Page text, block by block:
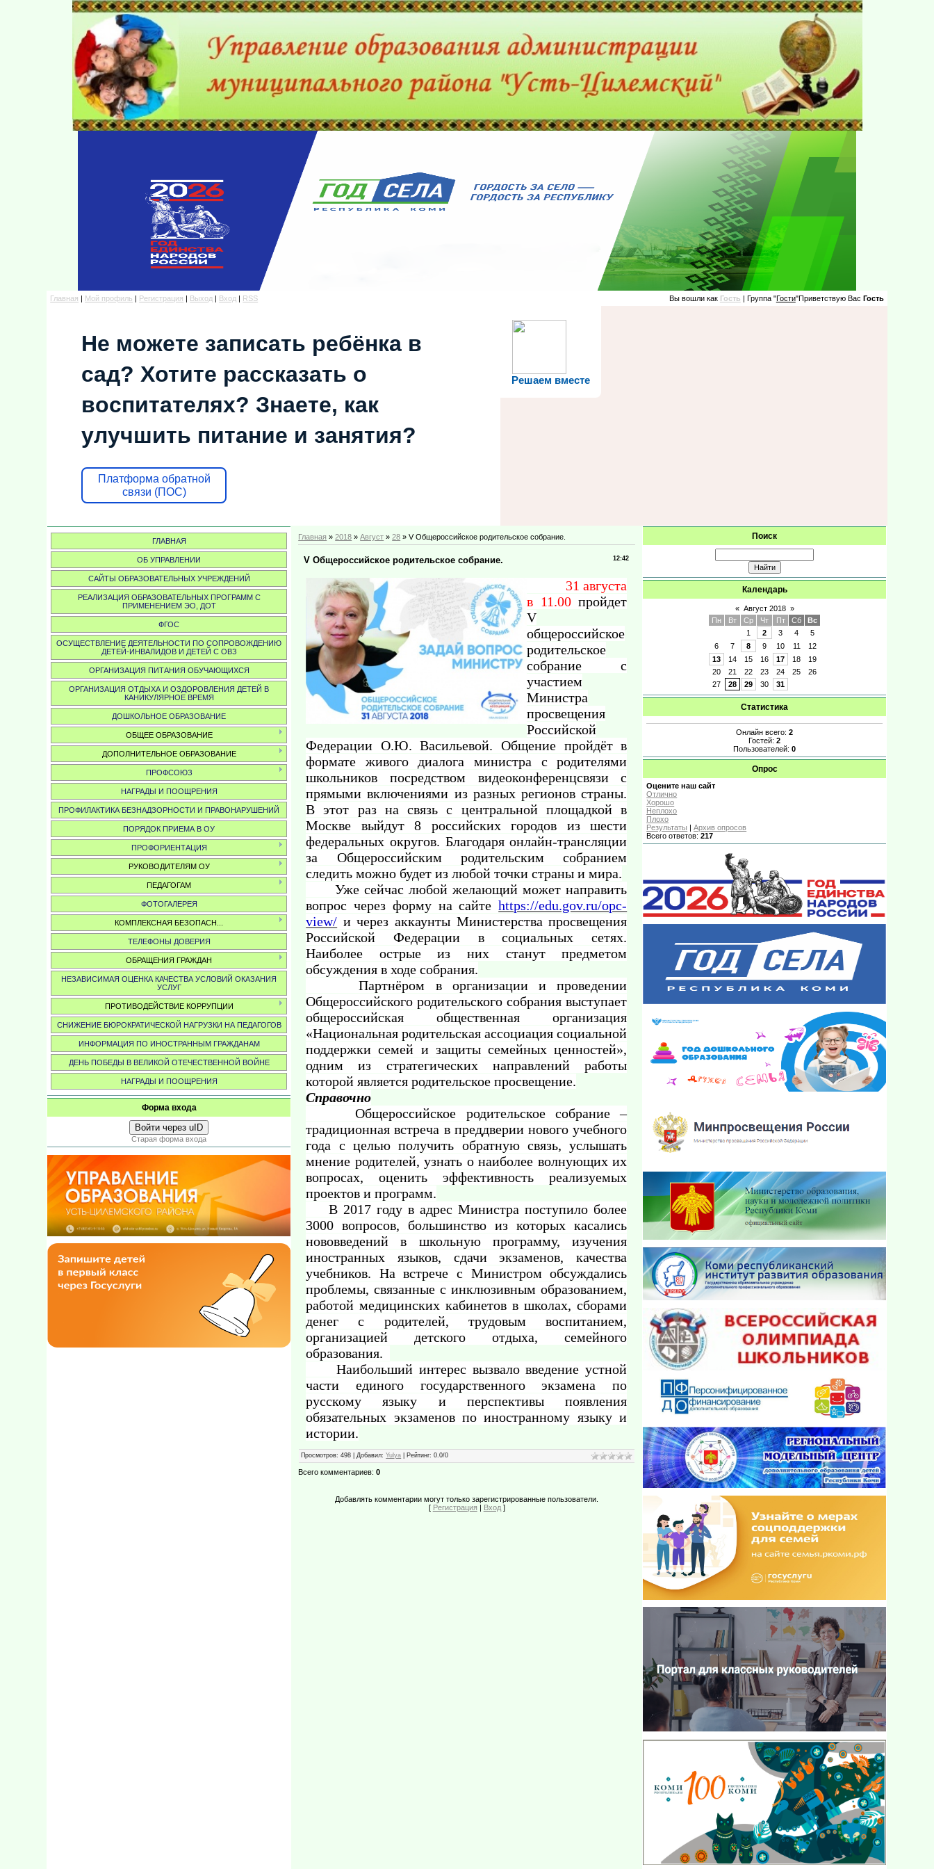
Главная | Мой профиль | Регистрация | Выход | Вход | RSS Вы вошли как Гость | Группа "Гости"Приветствую Вас Гость
Решаем вместе
Не можете записать ребёнка в
сад? Хотите рассказать о
воспитателях? Знаете, как
улучшить питание и занятия?
Платформа обратной
связи (ПОС)
ГЛАВНАЯ
ОБ УПРАВЛЕНИИ
САЙТЫ ОБРАЗОВАТЕЛЬНЫХ УЧРЕЖДЕНИЙ
РЕАЛИЗАЦИЯ ОБРАЗОВАТЕЛЬНЫХ ПРОГРАММ С
ПРИМЕНЕНИЕМ ЭО, ДОТ
ФГОС
ОСУЩЕСТВЛЕНИЕ ДЕЯТЕЛЬНОСТИ ПО СОПРОВОЖДЕНИЮ
ДЕТЕЙ-ИНВАЛИДОВ И ДЕТЕЙ С ОВЗ
ОРГАНИЗАЦИЯ ПИТАНИЯ ОБУЧАЮЩИХСЯ
ОРГАНИЗАЦИЯ ОТДЫХА И ОЗДОРОВЛЕНИЯ ДЕТЕЙ В
КАНИКУЛЯРНОЕ ВРЕМЯ
ДОШКОЛЬНОЕ ОБРАЗОВАНИЕ
ОБЩЕЕ ОБРАЗОВАНИЕ
ДОПОЛНИТЕЛЬНОЕ ОБРАЗОВАНИЕ
ПРОФСОЮЗ
НАГРАДЫ И ПООЩРЕНИЯ
ПРОФИЛАКТИКА БЕЗНАДЗОРНОСТИ И ПРАВОНАРУШЕНИЙ
ПОРЯДОК ПРИЕМА В ОУ
ПРОФОРИЕНТАЦИЯ
РУКОВОДИТЕЛЯМ ОУ
ПЕДАГОГАМ
ФОТОГАЛЕРЕЯ
КОМПЛЕКСНАЯ БЕЗОПАСН...
ТЕЛЕФОНЫ ДОВЕРИЯ
ОБРАЩЕНИЯ ГРАЖДАН
НЕЗАВИСИМАЯ ОЦЕНКА КАЧЕСТВА УСЛОВИЙ ОКАЗАНИЯ
УСЛУГ
ПРОТИВОДЕЙСТВИЕ КОРРУПЦИИ
СНИЖЕНИЕ БЮРОКРАТИЧЕСКОЙ НАГРУЗКИ НА ПЕДАГОГОВ
ИНФОРМАЦИЯ ПО ИНОСТРАННЫМ ГРАЖДАНАМ
ДЕНЬ ПОБЕДЫ В ВЕЛИКОЙ ОТЕЧЕСТВЕННОЙ ВОЙНЕ
НАГРАДЫ И ПООЩРЕНИЯ
Форма входа
Войти через uID
Старая форма входа
Главная »2018 » Август » 28 » V Общероссийское родительское собрание.
12:42
V Общероссийское родительское собрание.
31 августа
в 11.00 пройдет
V
общероссийское
родительское
собрание с
участием
Министра
просвещения
Российской
Федерации О.Ю. Васильевой. Общение пройдёт в
формате живого диалога министра с родителями
школьников посредством видеоконференцсвязи с
прямыми включениями из разных регионов страны.
В этот раз на связь с центральной площадкой в
Москве выйдут 8 российских городов из шести
федеральных округов. Благодаря онлайн-трансляции
за Общероссийским родительским собранием
следить можно будет из любой точки страны и мира.
Уже сейчас любой желающий может направить
вопрос через форму на сайтеhttps://edu.gov.ru/opc-
view/ и через аккаунты Министерства просвещения
Российской Федерации в социальных сетях.
Наиболее острые из них станут предметом
обсуждения в ходе собрания.
Партнёром в организации и проведении
Общероссийского родительского собрания выступает
общероссийская общественная организация
«Национальная родительская ассоциация социальной
поддержки семей и защиты семейных ценностей»,
одним из стратегических направлений работы
которой является родительское просвещение.
Справочно
Общероссийское родительское собрание –
традиционная встреча в преддверии нового учебного
года с целью получить обратную связь, услышать
мнение родителей, узнать о наиболее волнующих их
вопросах, оценить эффективность реализуемых
проектов и программ.
В 2017 году в адрес Министра поступило более
3000 вопросов, большинство из которых касались
нововведений в школьную программу, изучения
иностранных языков, сдачи экзаменов, качества
учебников. На встрече с Министром обсуждались
проблемы, связанные с инклюзивным образованием,
работой медицинских кабинетов в школах, сборами
денег с родителей, трудовым воспитанием,
организацией детского отдыха, семейного
образования.
Наибольший интерес вызвало введение устной
части единого государственного экзамена по
русскому языку и перспективы появления
обязательных экзаменов по иностранному языку и
истории.
Просмотров: 498 | Добавил:Yulya Рейтинг:0.0/0
Всего комментариев:0
Добавлять комментарии могут только зарегистрированные пользователи.
[ Регистрация | Вход]
Поиск
Календарь
« Август 2018 »
Пн
Вт Ср Чт Пт Сб
Вс
1
2 3 4
5
6
7 8 9 10 11
12
13
14 15 16 17 18
19
20
21 22 23 24 25
26
27
28 29 30 31
Статистика
Онлайн всего:2
Гостей:2
Пользователей:0
Опрос
Оцените наш сайт
Отлично
Хорошо
Неплохо
Плохо
Результаты |Архив опросов
Всего ответов:217